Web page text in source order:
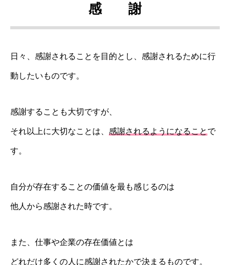
感 謝
日々、感謝されることを目的とし、感謝されるために行
動したいものです。
感謝することも大切ですが、
それ以上に大切なことは、 感謝されるようになること で
す。
自分が存在することの価値を最も感じるのは
他人から感謝された時です。
また、仕事や企業の存在価値とは
どれだけ多くの人に感謝されたかで決まるものです。